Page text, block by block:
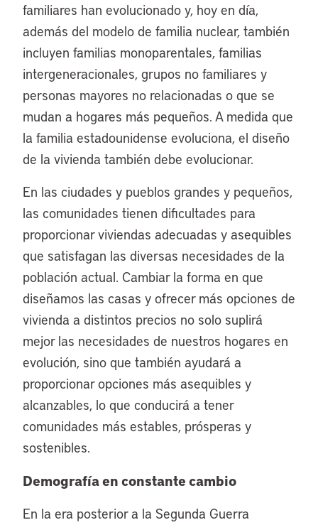
familiares han evolucionado y, hoy en día,
además del modelo de familia nuclear, también
incluyen familias monoparentales, familias
intergeneracionales, grupos no familiares y
personas mayores no relacionadas o que se
mudan a hogares más pequeños. A medida que
la familia estadounidense evoluciona, el diseño
de la vivienda también debe evolucionar.
En las ciudades y pueblos grandes y pequeños,
las comunidades tienen dificultades para
proporcionar viviendas adecuadas y asequibles
que satisfagan las diversas necesidades de la
población actual. Cambiar la forma en que
diseñamos las casas y ofrecer más opciones de
vivienda a distintos precios no solo suplirá
mejor las necesidades de nuestros hogares en
evolución, sino que también ayudará a
proporcionar opciones más asequibles y
alcanzables, lo que conducirá a tener
comunidades más estables, prósperas y
sostenibles.
Demografía en constante cambio
En la era posterior a la Segunda Guerra